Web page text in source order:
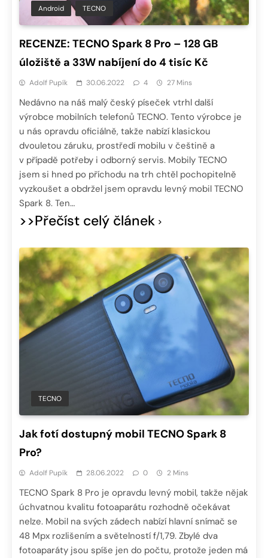
Android TECNO
RECENZE: TECNO Spark 8 Pro – 128 GB
úložiště a 33W nabíjení do 4 tisíc Kč
Adolf Pupík 30.06.2022 4 27 Mins
Nedávno na náš malý český píseček vtrhl další
výrobce mobilních telefonů TECNO. Tento výrobce je
u nás opravdu oficiálně, takže nabízí klasickou
dvouletou záruku, prostředí mobilu v češtině a
v případě potřeby i odborný servis. Mobily TECNO
jsem si hned po příchodu na trh chtěl pochopitelně
vyzkoušet a obdržel jsem opravdu levný mobil TECNO
Spark 8. Ten…
>>Přečíst celý článek
TECNO
Jak fotí dostupný mobil TECNO Spark 8
Pro?
Adolf Pupík 28.06.2022 0 2 Mins
TECNO Spark 8 Pro je opravdu levný mobil, takže nějak
úchvatnou kvalitu fotoaparátu rozhodně očekávat
nelze. Mobil na svých zádech nabízí hlavní snímač se
48 Mpx rozlišením a světelností f/1,79. Zbylé dva
fotoaparáty jsou spíše jen do počtu, protože jeden má